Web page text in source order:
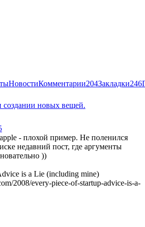
НовостиКомментарии204Закладки246
новых вещей.
- плохой пример. Не поленился
недавний пост, где аргументы
))
is a Lie (including mine)
2008/every-piece-of-startup-advice-is-a-